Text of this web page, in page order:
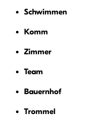
Schwimmen
Komm
Zimmer
Team
Bauernhof
Trommel